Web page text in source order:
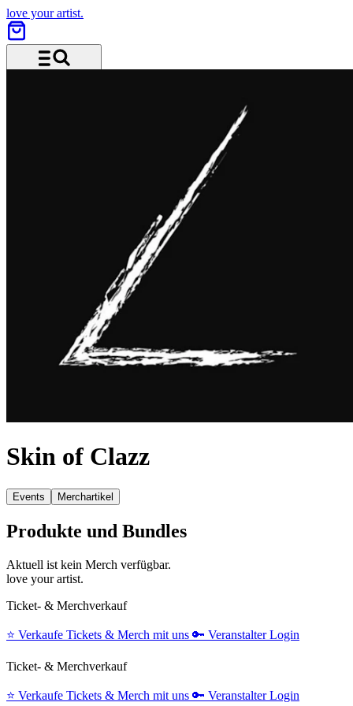
love your artist.
Skin of Clazz
Events Merchartikel
Produkte und Bundles
Aktuell ist kein Merch verfügbar.
love your artist.
Ticket- & Merchverkauf
⭐️ Verkaufe Tickets & Merch mit uns 🔑 Veranstalter Login
Ticket- & Merchverkauf
⭐️ Verkaufe Tickets & Merch mit uns 🔑 Veranstalter Login